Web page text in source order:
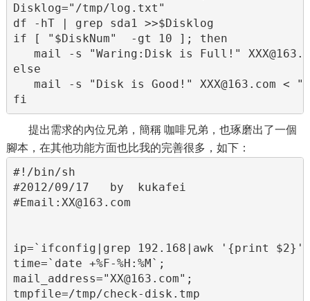
Disklog="/tmp/log.txt"
df -hT | grep sda1 >>$Disklog
if [ "$DiskNum"  -gt 10 ]; then
mail -s "Waring:Disk is Full!"
else
mail -s "Disk is Good!" XXX@163.com <
fi
提出需求的內位兄弟，簡稱 咖啡兄弟，也琢磨出了一個
腳本，在其他功能方面也比我的完善很多，如下：
#!/bin/sh
#2012/09/17   by  kukafei
#Email:XX@163.com
ip=`ifconfig|grep 192.168|awk '{print
time=`date +%F-%H:%M`;
mail_address="XX@163.com";
tmpfile=/tmp/check-disk.tmp